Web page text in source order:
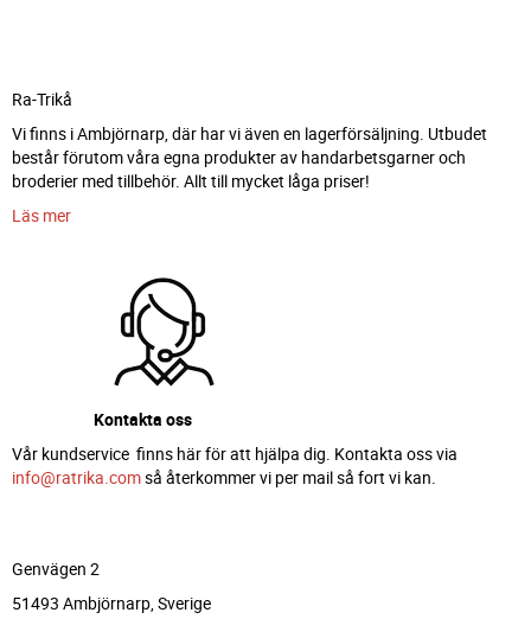
Ra-Trikå
Vi finns i Ambjörnarp, där har vi även en lagerförsäljning. Utbudet
består förutom våra egna produkter av handarbetsgarner och
broderier med tillbehör. Allt till mycket låga priser!
Läs mer
Kontakta oss
Vår kundservice finns här för att hjälpa dig. Kontakta oss via
info@ratrika.comså återkommer vi per mail så fort vi kan.
Genvägen 2
51493 Ambjörnarp, Sverige